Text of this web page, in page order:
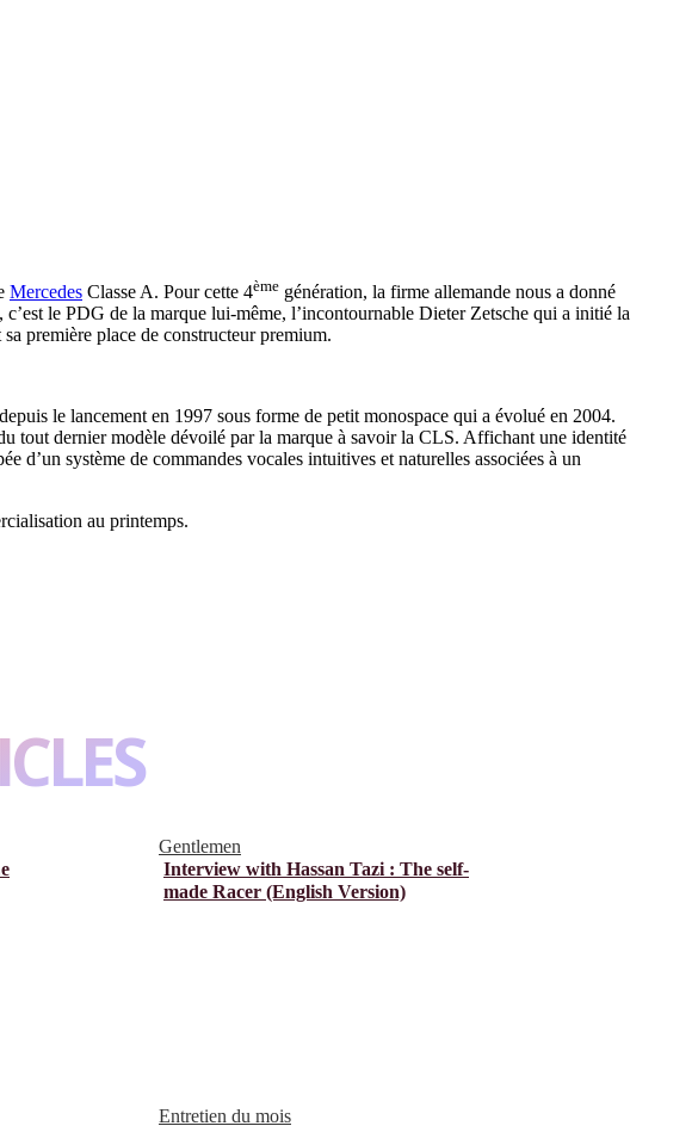
Mercedes Classe A. Pour cette 4ème génération, la firme allemande nous a donné
le PDG de la marque lui-même, l’incontournable Dieter Zetsche qui a initié la
première place de constructeur premium.
le lancement en 1997 sous forme de petit monospace qui a évolué en 2004.
tout dernier modèle dévoilé par la marque à savoir la CLS. Affichant une identité
d’un système de commandes vocales intuitives et naturelles associées à un
au printemps.
Gentlemen
Interview with Hassan Tazi : The self-
made Racer (English Version)
Entretien du mois